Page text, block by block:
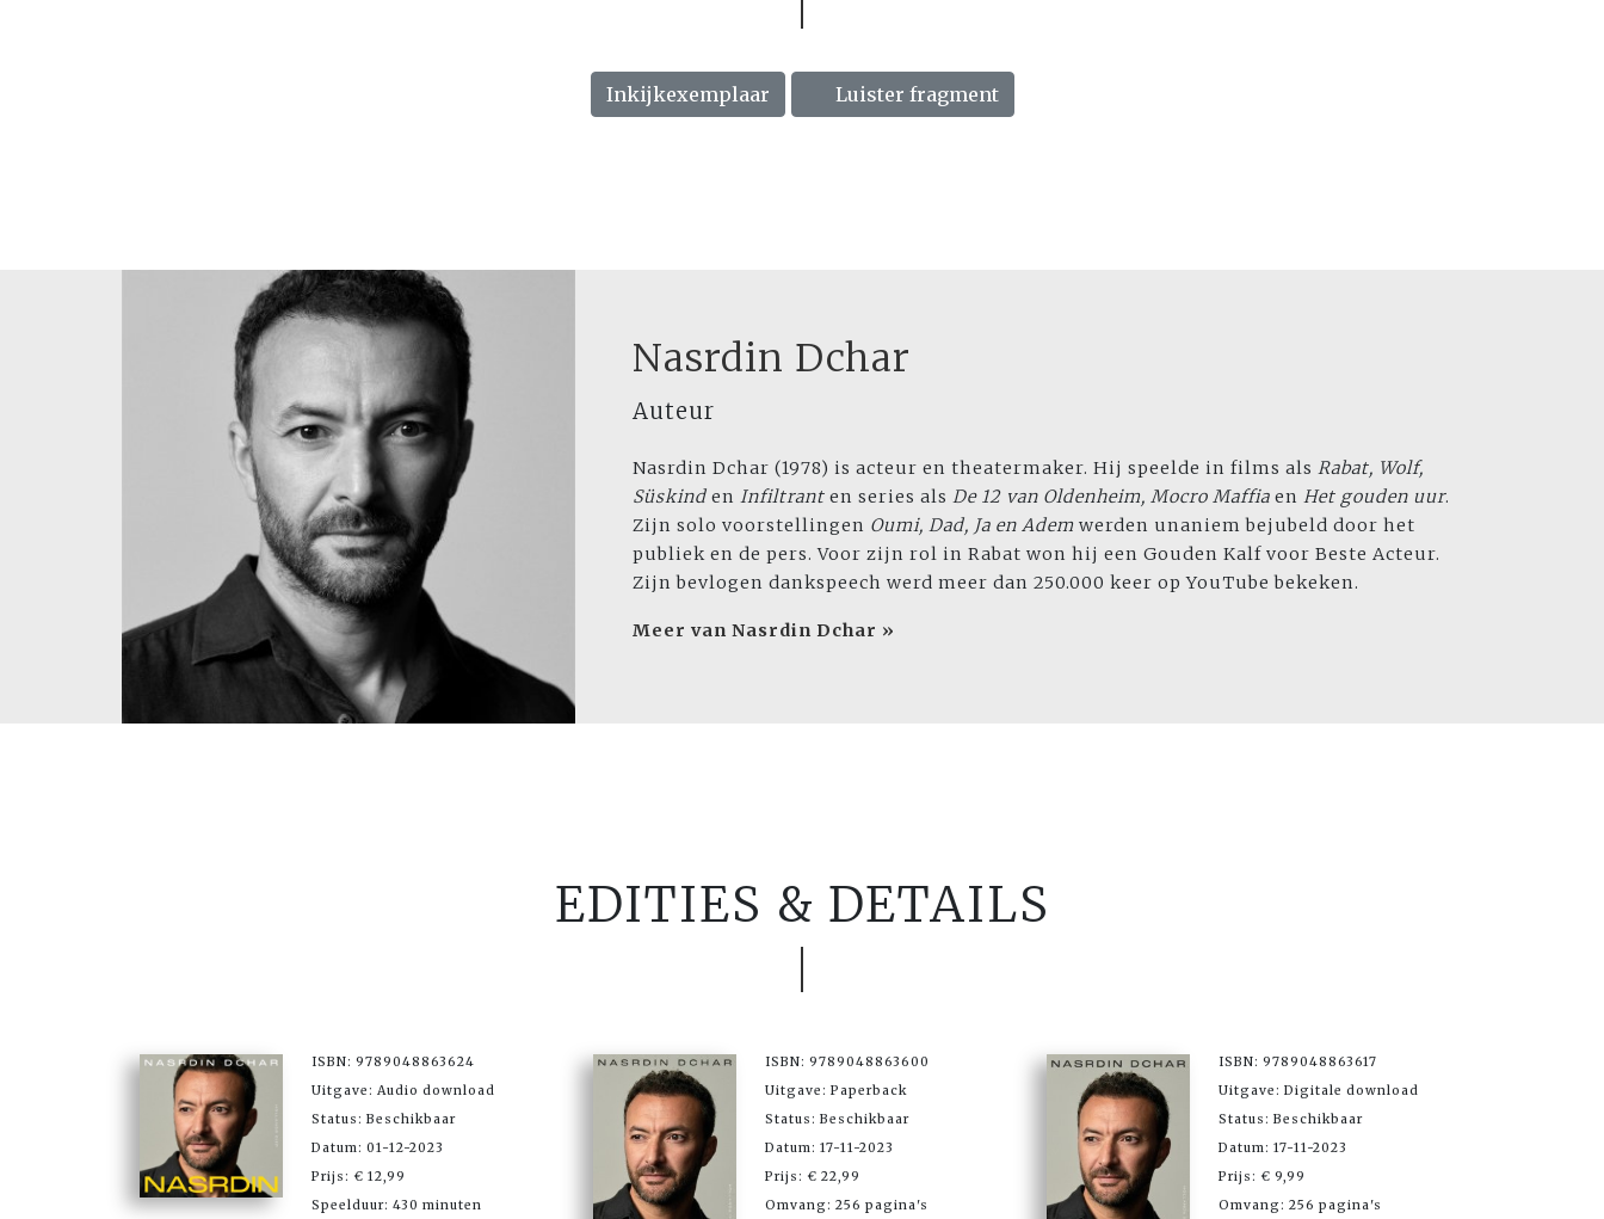
Inkijkexemplaar Luister fragment
Nasrdin Dchar
Auteur
Nasrdin Dchar (1978) is acteur en theater­maker. Hij speelde in films als Rabat, Wolf,
Süskind en Infiltrant en series als De 12 van Oldenheim, Mocro Maffia en Het gouden uur.
Zijn solo­ voorstellingen Oumi, Dad, Ja en Adem werden unaniem bejubeld door het
publiek en de pers. Voor zijn rol in Rabat won hij een Gouden Kalf voor Beste Acteur.
Zijn bevlogen dankspeech werd meer dan 250.000 keer op YouTube bekeken.
Meer van Nasrdin Dchar »
EDITIES & DETAILS
ISBN: 9789048863624
Uitgave: Audio download
Status: Beschikbaar
Datum: 01-12-2023
Prijs: € 12,99
Speelduur: 430 minuten
ISBN: 9789048863600
Uitgave: Paperback
Status: Beschikbaar
Datum: 17-11-2023
Prijs: € 22,99
Omvang: 256 pagina's
ISBN: 9789048863617
Uitgave: Digitale download
Status: Beschikbaar
Datum: 17-11-2023
Prijs: € 9,99
Omvang: 256 pagina's